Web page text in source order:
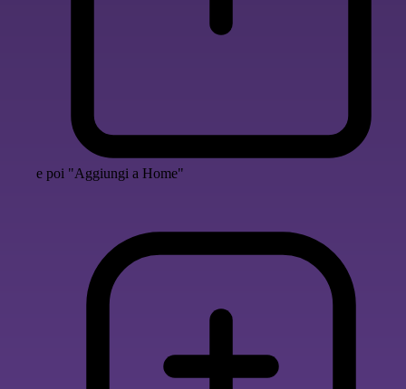
e poi "Aggiungi a Home"